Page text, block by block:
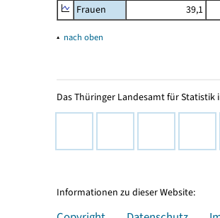
Frauen
39,1
▴ nach oben
Das Thüringer Landesamt für Statistik
Informationen zu dieser Website: